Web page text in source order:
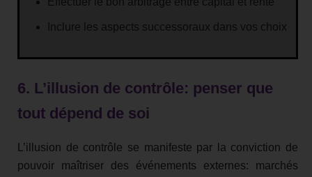
Inclure les aspects successoraux dans vos choix
6. L’illusion de contrôle: penser que
tout dépend de soi
L’illusion de contrôle se manifeste par la conviction de
pouvoir maîtriser des événements externes: marchés